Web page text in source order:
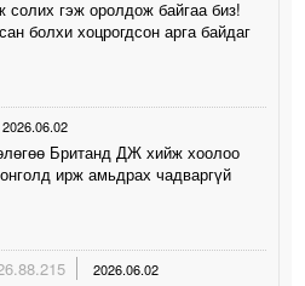
солих гэж оролдож байгаа биз!
болхи хоцрогдсон арга байдаг
2026.06.02
Британд ДЖ хийж хоолоо
ирж амьдрах чадваргүй
2026.06.02